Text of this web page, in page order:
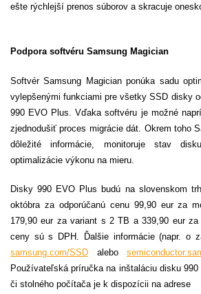
ešte rýchlejší prenos súborov a skracuje
Podpora softvéru Samsung Magician
Softvér Samsung Magician ponúka sadu
vylepšenými funkciami pre všetky SSD disky
990 EVO Plus. Vďaka softvéru je možné
zjednodušiť proces migrácie dát. Okrem toho
dôležité informácie, monitoruje stav
optimalizácie výkonu na mieru.
Disky 990 EVO Plus budú na slovenskom
októbra za odporúčanú cenu 99,90 eur za
179,90 eur za variant s 2 TB a 339,90 eur
ceny sú s DPH. Ďalšie informácie (napr. o
samsung.com/SSD alebo
Používateľská príručka na inštaláciu disku
či stolného počítača je k dispozícii na adrese